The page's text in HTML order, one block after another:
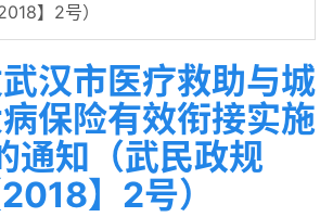
2018】2号）
汉市医疗救助与城
保险有效衔接实施
通知（武民政规
2018】2号）